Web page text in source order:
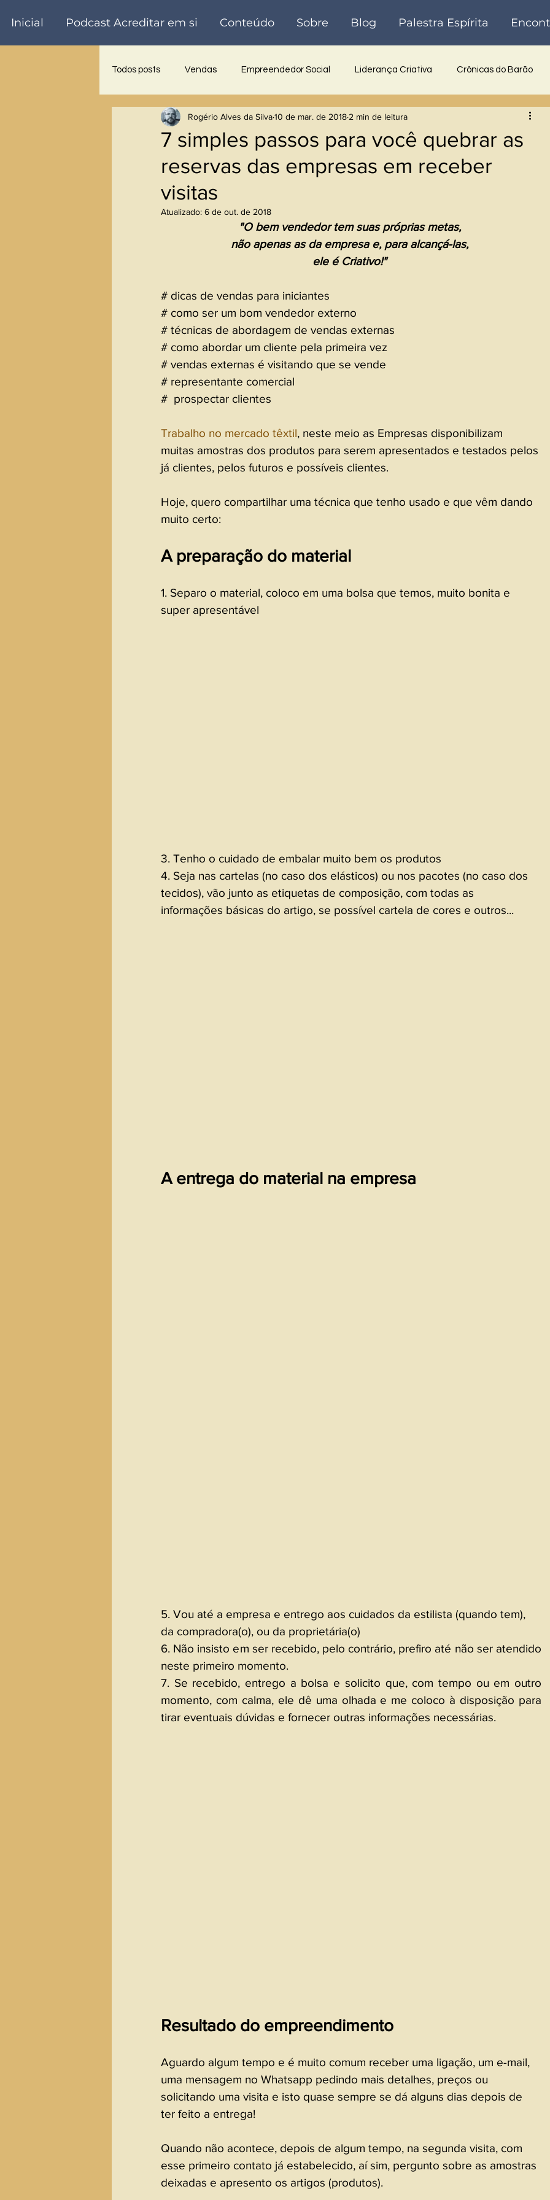
Inicial Podcast Acreditar em si Conteúdo Sobre Blog Palestra Espírita
Todos posts Vendas Empreendedor Social Liderança Criativa Crônicas do Barão
Trabalho voluntário Palestra Inovadora Reflexões História
7 simples passos para você quebrar as
reservas das empresas em receber
visitas
Rogério Alves da Silva10 de mar. de 2018 2 min de leitura
Atualizado: 6 de out. de 2018
"O bem vendedor tem suas próprias metas,
não apenas as da empresa e, para alcançá-las,
ele é Criativo!"
# dicas de vendas para iniciantes
# como ser um bom vendedor externo
# técnicas de abordagem de vendas externas
# como abordar um cliente pela primeira vez
# vendas externas é visitando que se vende
# representante comercial
#  prospectar clientes
Trabalho no mercado têxtil, neste meio as Empresas disponibilizam
muitas amostras dos produtos para serem apresentados e testados pelos
já clientes, pelos futuros e possíveis clientes.
Hoje, quero compartilhar uma técnica que tenho usado e que vêm dando
muito certo:
A preparação do material
1. Separo o material, coloco em uma bolsa que temos, muito bonita e
super apresentável
3. Tenho o cuidado de embalar muito bem os produtos
4. Seja nas cartelas (no caso dos elásticos) ou nos pacotes (no caso dos
tecidos), vão junto as etiquetas de composição, com todas as
informações básicas do artigo, se possível cartela de cores e outros...
A entrega do material na empresa
5. Vou até a empresa e entrego aos cuidados da estilista (quando tem),
da compradora(o), ou da proprietária(o)
6. Não insisto em ser recebido, pelo contrário, prefiro até não ser atendido
neste primeiro momento.
7. Se recebido, entrego a bolsa e solicito que, com tempo ou em outro
momento, com calma, ele dê uma olhada e me coloco à disposição para
tirar eventuais dúvidas e fornecer outras informações necessárias.
Resultado do empreendimento
Aguardo algum tempo e é muito comum receber uma ligação, um e-mail,
uma mensagem no Whatsapp pedindo mais detalhes, preços ou
solicitando uma visita e isto quase sempre se dá alguns dias depois de
ter feito a entrega!
Quando não acontece, depois de algum tempo, na segunda visita, com
esse primeiro contato já estabelecido, aí sim, pergunto sobre as amostras
deixadas e apresento os artigos (produtos).